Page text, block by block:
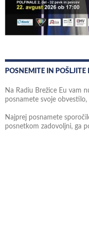
POSNEMITE IN
Na Radiu Brežice Eu vam
posnamete svoje
Najprej posnamete
posnetkom zadovoljni, ga